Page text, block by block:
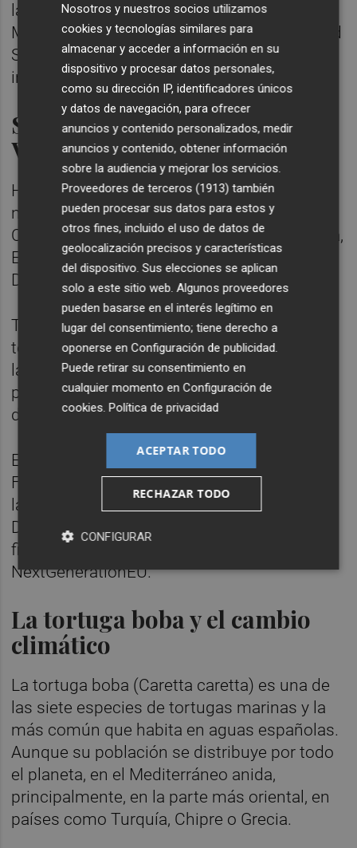
las 14 restantes se trasladaron al ARCA del
Mar del para formar parte del proyecto 'Head
Starting', junto a las diez que nacieron en las
incubadoras.
Siete nidos en la Comunitat
Valenciana
Hasta la fecha, se han identificado siete
nidos de tortuga careta en puntos de la
Comunitat Valenciana, ubicados en Valencia,
Elche (dos), en Torrevieja (dos), Benidorm y
Dénia.
Tras el nacimiento de estas primeras
tortugas, se espera que el resto nazcan en
las próximas semanas, tanto las de las
playas vigiladas como las de la incubadora
del Oceanogràfic.
Este proyecto cuenta con el apoyo de la
Fundación Biodiversidad del Ministerio para
la Transición Ecológica y el Reto
Demográfico en el marco del PRTR,
financiado por la Unión Europea-
NextGenerationEU.
La tortuga boba y el cambio
climático
La tortuga boba (Caretta caretta) es una de
las siete especies de tortugas marinas y la
más común que habita en aguas españolas.
Aunque su población se distribuye por todo
el planeta, en el Mediterráneo anida,
principalmente, en la parte más oriental, en
países como Turquía, Chipre o Grecia.
Nosotros y nuestros socios utilizamos
cookies y tecnologías similares para
almacenar y acceder a información en su
dispositivo y procesar datos personales,
como su dirección IP, identificadores únicos
y datos de navegación, para ofrecer
anuncios y contenido personalizados, medir
anuncios y contenido, obtener información
sobre la audiencia y mejorar los servicios.
Proveedores de terceros (1913) también
pueden procesar sus datos para estos y
otros fines, incluido el uso de datos de
geolocalización precisos y características
del dispositivo. Sus elecciones se aplican
solo a este sitio web. Algunos proveedores
pueden basarse en el interés legítimo en
lugar del consentimiento; tiene derecho a
oponerse enConfiguración de publicidad
Puede retirar su consentimiento en
cualquier momento enConfiguración de
cookies .Política de privacidad
ACEPTAR TODO
RECHAZAR TODO
CONFIGURAR